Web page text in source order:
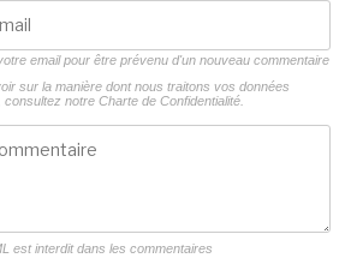
email pour être prévenu d'un nouveau commentaire
sur la manière dont nous traitons vos données
consultez notre Charte de Confidentialité.
est interdit dans les commentaires